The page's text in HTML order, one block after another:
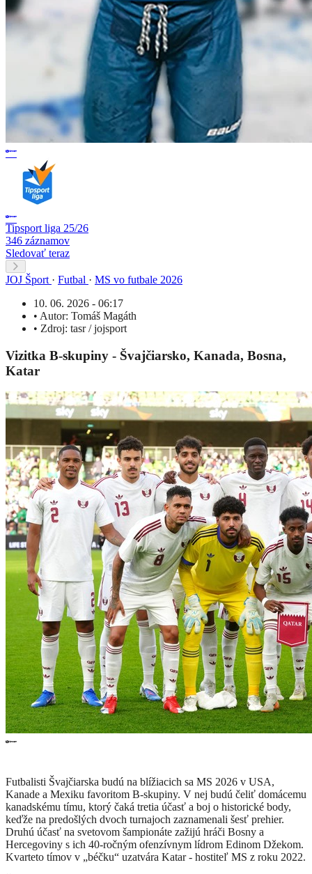
Tipsport liga 25/26
346 záznamov
Sledovať teraz
JOJ Šport · Futbal · MS vo futbale 2026
10. 06. 2026 - 06:17
• Autor: Tomáš Magáth
• Zdroj: tasr / jojsport
Vizitka B-skupiny - Švajčiarsko, Kanada, Bosna,
Katar
Futbalisti Švajčiarska budú na blížiacich sa MS 2026 v USA,
Kanade a Mexiku favoritom B-skupiny. V nej budú čeliť domácemu
kanadskému tímu, ktorý čaká tretia účasť a boj o historické body,
keďže na predošlých dvoch turnajoch zaznamenali šesť prehier.
Druhú účasť na svetovom šampionáte zažijú hráči Bosny a
Hercegoviny s ich 40-ročným ofenzívnym lídrom Edinom Džekom.
Kvarteto tímov v „béčku“ uzatvára Katar - hostiteľ MS z roku 2022.